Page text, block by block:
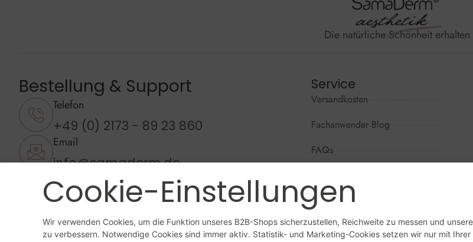
Die natürliche Schönheit erhalten
Bestellung & Support
Telefon
+49 (0) 2173 - 89 23 860
Email
info@samaderm.de
Whatsapp
+49 (0) 173 93 60 029
Service
Versandkosten
Fachanwender Blog
FAQs
Widerrufsrecht
Cookie-Einstellungen
Wir verwenden Cookies, um die Funktion unseres B2B-Shops sicherzustellen, Reichweite zu messen und
zu verbessern. Notwendige Cookies sind immer aktiv. Statistik- und Marketing-Cookies setzen wir nur mit Ihrer